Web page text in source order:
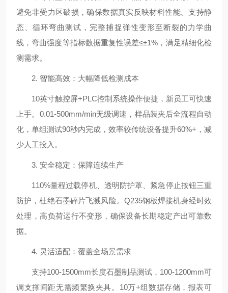
避免非受力区破损，确保数据真实反映材料性能。支持静
态、循环弯曲测试，完整捕捉弹性变形至断裂的力学曲
线，弯曲强度等指标数据重复性误差≤±1%，满足精细化检
测需求。
2. 智能高效：大幅降低检测成本
10英寸触控屏+PLC控制系统操作便捷，新员工可快速
上手。0.01-500mm/min无级调速，样品装夹后全流程自动
化，单组测试90秒内完成，效率较传统设备提升60%+，减
少人工投入。
3. 安全稳定：保障连续生产
110%量程过载停机、透明防护罩、紧急停止按钮三重
防护，杜绝石墨碎片飞溅风险。Q235钢板焊接机身经时效
处理，高负荷运行不变形，确保设备长期稳定产出可靠数
据。
4. 灵活适配：覆盖全场景需求
支持100-1500mm长度石墨制品测试，100-1200mm可
调支撑间距无需频繁换夹具。10万+组数据存储，报表可